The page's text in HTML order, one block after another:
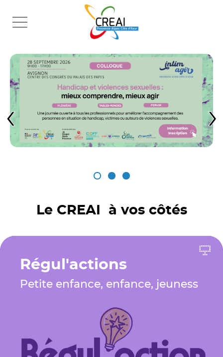
‹ ›
Le CREAI à vos côtés
Régul'actions
Petite enfance, enfance, jeuness